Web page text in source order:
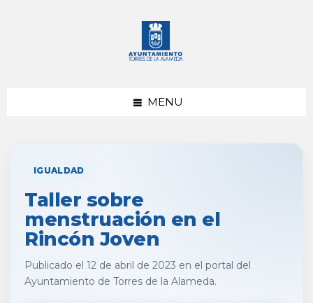
MENU
IGUALDAD
Taller sobre
menstruación en el
Rincón Joven
Publicado el 12 de abril de 2023 en el portal del
Ayuntamiento de Torres de la Alameda.